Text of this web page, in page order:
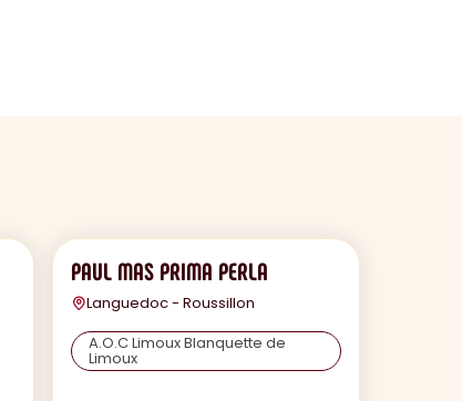
PAUL MAS PRIMA PERLA
Languedoc - Roussillon
A.O.C Limoux Blanquette de
Limoux